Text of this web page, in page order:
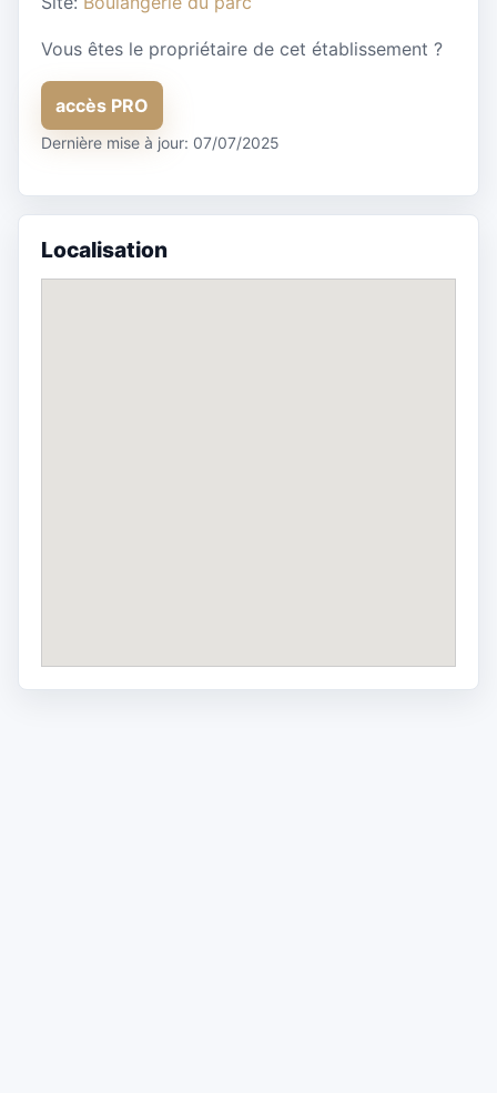
Vous êtes le propriétaire de cet établissement ?
accès PRO
Dernière mise à jour: 07/07/2025
Localisation